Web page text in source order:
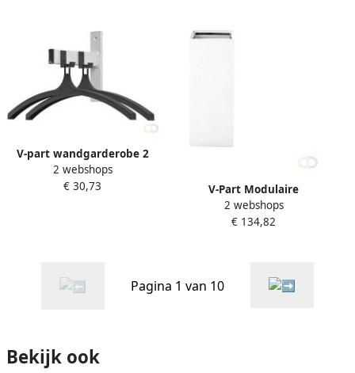
V-part wandgarderobe 2
haken met hangers
2 webshops
€ 30,73
V-Part Modulaire
afvalscheidingsunit 60 liter
2 webshops
€ 134,82
Pagina 1 van 10
Bekijk ook